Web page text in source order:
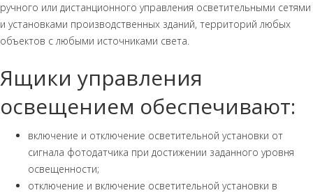
ручного или дистанционного управления осветительными сетями
и установками производственных зданий, территорий любых
объектов с любыми источниками света.
Ящики управления
освещением обеспечивают:
включение и отключение осветительной установки от
сигнала фотодатчика при достижении заданного уровня
освещенности;
отключение и включение осветительной установки в